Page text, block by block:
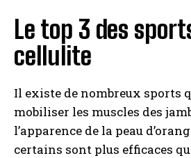
Le top 3 des
cellulite
Il existe de nombreux sports
mobiliser les muscles des
l’apparence de la peau
certains sont plus efficaces